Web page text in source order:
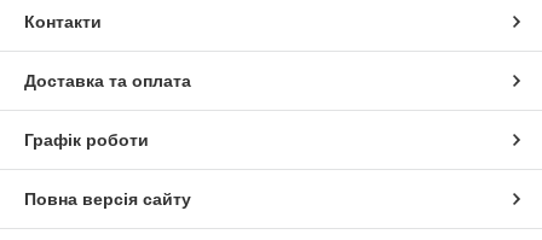
Контакти
Доставка та оплата
Графік роботи
Повна версія сайту